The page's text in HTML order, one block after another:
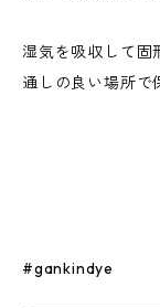
湿気を吸収して固
通しの良い場所で
#gankindye